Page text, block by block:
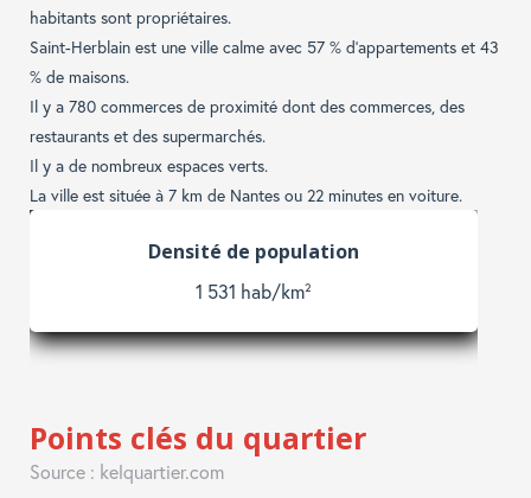
Points clés du quartier
Source : kelquartier.com
habitants sont propriétaires.
Saint-Herblain est une ville calme avec 57 % d'appartements et 43
% de maisons.
Il y a 780 commerces de proximité dont des commerces, des
restaurants et des supermarchés.
Il y a de nombreux espaces verts.
La ville est située à 7 km de Nantes ou 22 minutes en voiture.
Enfants et adolescents
25 %